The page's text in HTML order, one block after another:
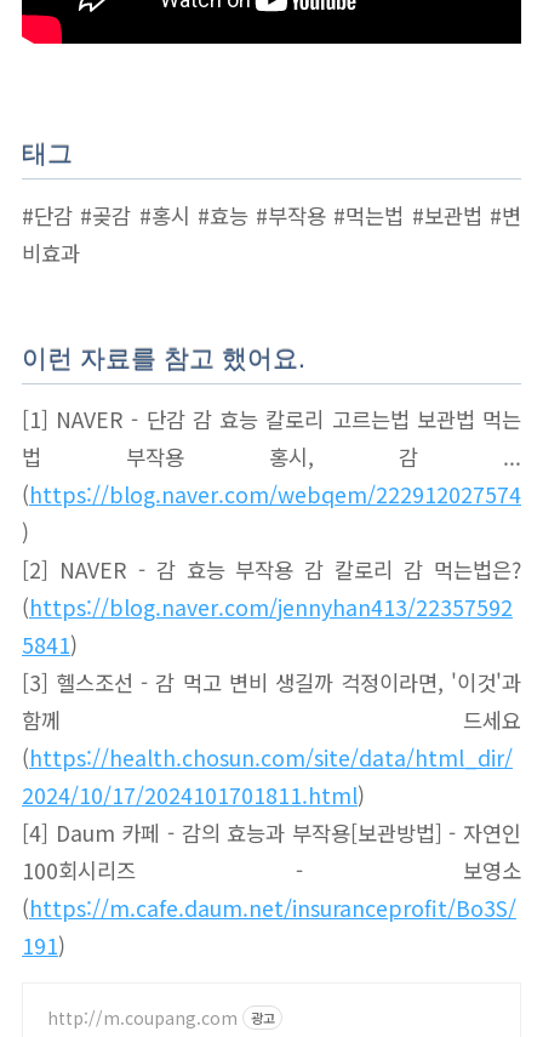
태그
#단감 #곶감 #홍시 #효능 #부작용 #먹는법 #보관법 #변
비효과
이런 자료를 참고 했어요.
[1] NAVER - 단감 감 효능 칼로리 고르는법 보관법 먹는
법 부작용 홍시, 감 ...
(https://blog.naver.com/webqem/222912027574
)
[2] NAVER - 감 효능 부작용 감 칼로리 감 먹는법은?
(https://blog.naver.com/jennyhan413/22357592
5841)
[3] 헬스조선 - 감 먹고 변비 생길까 걱정이라면, '이것'과
함께 드세요
(https://health.chosun.com/site/data/html_dir/
2024/10/17/2024101701811.html)
[4] Daum 카페 - 감의 효능과 부작용[보관방법] - 자연인
100회시리즈 - 보영소
(https://m.cafe.daum.net/insuranceprofit/Bo3S/
191)
http://m.coupang.com 광고